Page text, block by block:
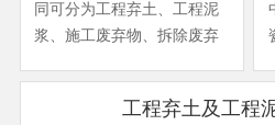
同可分为工程弃土、工程泥
浆、施工废弃物、拆除废弃
要来源于轨道交通工程、道
工程弃土及工程